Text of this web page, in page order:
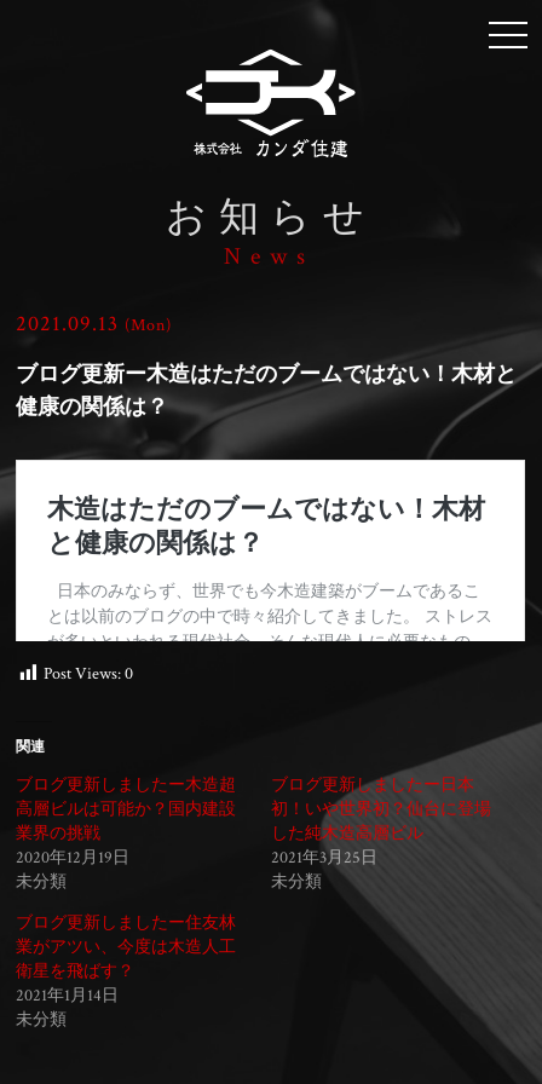
お知らせ
News
2021.09.13 (Mon)
ブログ更新ー木造はただのブームではない！木材と
健康の関係は？
Post Views:0
関連
ブログ更新しましたー木造超
高層ビルは可能か？国内建設
業界の挑戦
2020年12月19日
未分類
ブログ更新しましたー日本
初！いや世界初？仙台に登場
した純木造高層ビル
2021年3月25日
未分類
ブログ更新しましたー住友林
業がアツい、今度は木造人工
衛星を飛ばす？
2021年1月14日
未分類